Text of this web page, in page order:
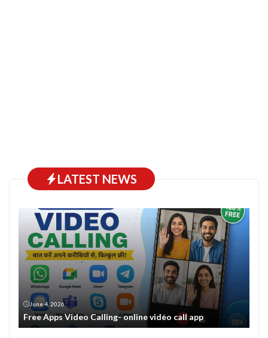
LATEST NEWS
June 4, 2026
Free Apps Video Calling- online video call app